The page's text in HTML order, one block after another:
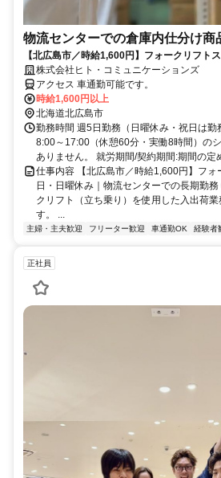
物流センターでの倉庫内仕分け商
【北広島市／時給1,600円】フォークリフト
｜物流センターでの長期勤務
株式会社ヒト・コミュニケーションズ
アクセス 車通勤可能です。
時給1,600円以上
北海道北広島市
勤務時間 週5日勤務（日曜休み・祝日は
8:00～17:00（休憩60分・実働8時間）の
ありません。 就労期間/契約期間:期間の定
仕事内容 【北広島市／時給1,600円】フ
日・日曜休み｜物流センターでの長期勤
クリフト（立ち乗り）を使用した入出荷
す。 ...
主婦・主夫歓迎 フリーター歓迎 車通勤OK 経験者
正社員